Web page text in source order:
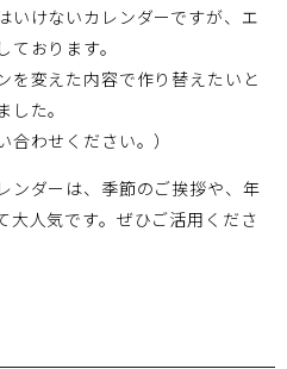
いけないカレンダーですが、エ
おります。
を変えた内容で作り替えたいと
た。
合わせください。）
ンダーは、季節のご挨拶や、年
大人気です。ぜひご活用くださ